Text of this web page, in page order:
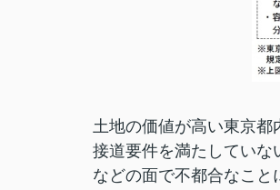
土地の価値が高い東京都
接道要件を満たしていな
などの面で不都合なこと